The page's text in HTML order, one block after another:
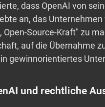
dass OpenAI von
an, das
Source-Kraft" zu
auf die Übernahme
gewinnorientiertes
und rechtliche